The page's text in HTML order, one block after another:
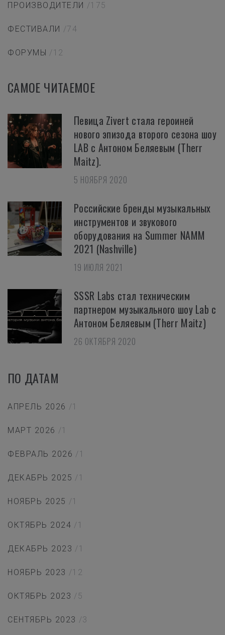
ПРОИЗВОДИТЕЛИ /175
ФЕСТИВАЛИ /74
ФОРУМЫ /12
САМОЕ ЧИТАЕМОЕ
Певица Zivert стала героиней
нового эпизода второго сезона шоу
LAB с Антоном Беляевым (Therr
Maitz).
5 НОЯБРЯ 2020
Российские бренды музыкальных
инструментов и звукового
оборудования на Summer NAMM
2021 (Nashville)
19 ИЮЛЯ 2021
SSSR Labs стал техническим
партнером музыкального шоу Lab с
Антоном Беляевым (Therr Maitz)
26 ОКТЯБРЯ 2020
ПО ДАТАМ
АПРЕЛЬ 2026 /1
МАРТ 2026 /1
ФЕВРАЛЬ 2026 /1
ДЕКАБРЬ 2025 /1
НОЯБРЬ 2025 /1
ОКТЯБРЬ 2024 /1
ДЕКАБРЬ 2023 /1
НОЯБРЬ 2023 /12
ОКТЯБРЬ 2023 /5
СЕНТЯБРЬ 2023 /3